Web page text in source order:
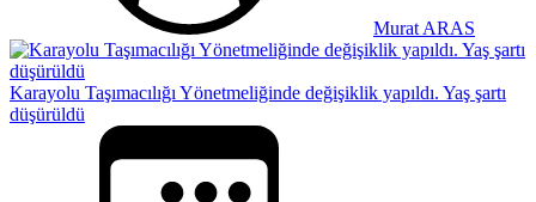
Murat ARAS
Karayolu Taşımacılığı Yönetmeliğinde değişiklik yapıldı. Yaş şartı
düşürüldü